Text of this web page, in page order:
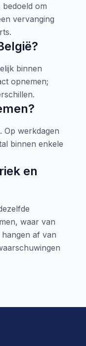
om
vervanging
binnen
opnemen;
Op werkdagen
binnen enkele
en
waar van
hangen af van